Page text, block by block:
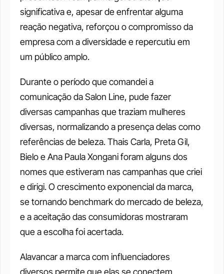
significativa e, apesar de enfrentar alguma
reação negativa, reforçou o compromisso da
empresa com a diversidade e repercutiu em
um público amplo.
Durante o período que comandei a
comunicação da Salon Line, pude fazer
diversas campanhas que traziam mulheres
diversas, normalizando a presença delas como
referências de beleza. Thais Carla, Preta Gil,
Bielo e Ana Paula Xongani foram alguns dos
nomes que estiveram nas campanhas que criei
e dirigi. O crescimento exponencial da marca,
se tornando benchmark do mercado de beleza,
e a aceitação das consumidoras mostraram
que a escolha foi acertada.
Alavancar a marca com influenciadores
diversos permite que elas se conectem